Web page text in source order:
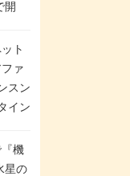
開
パ
! 各
4時
チ
抜
ト
ァ
スン
イン
フ
3社
機
星の